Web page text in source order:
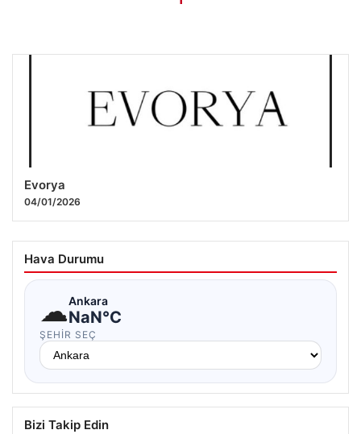
Evorya
04/01/2026
Hava Durumu
☁Ankara
NaN°C
ŞEHIR SEÇ
Bizi Takip Edin